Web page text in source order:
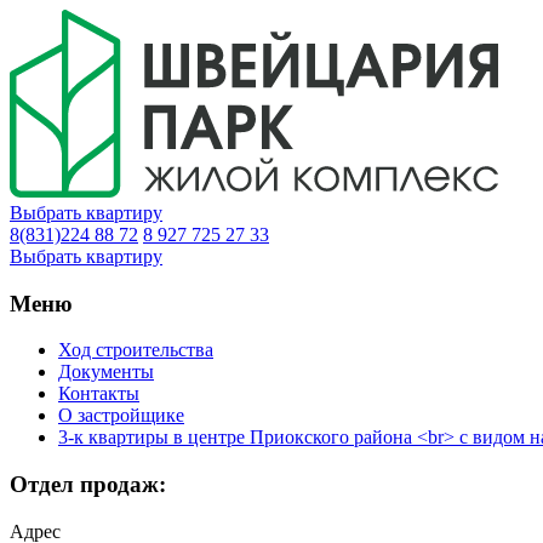
Выбрать квартиру
8(831)224 88 72 8 927 725 27 33
Выбрать квартиру
Меню
Ход строительства
Документы
Контакты
О застройщике
3-к квартиры в центре Приокского района <br> с видом
Отдел продаж:
Адрес